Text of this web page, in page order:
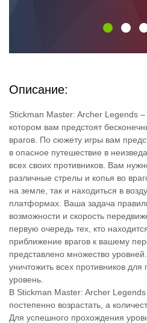
Описание:
Stickman Master: Archer Legends
котором вам предстоят
врагов. По сюжету игры вам
в опасное путешествие в
всех своих противников. Вам
различные стрелы и копья во
на земле, так и находиться в
платформах. Ваша задача
возможности и скорость
первую очередь тех, кто
приближение врагов к вашему
представлено множество
уничтожить всех противников
уровень.
В Stickman Master: Archer
постепенно возрастать, а
Для успешного прохождения